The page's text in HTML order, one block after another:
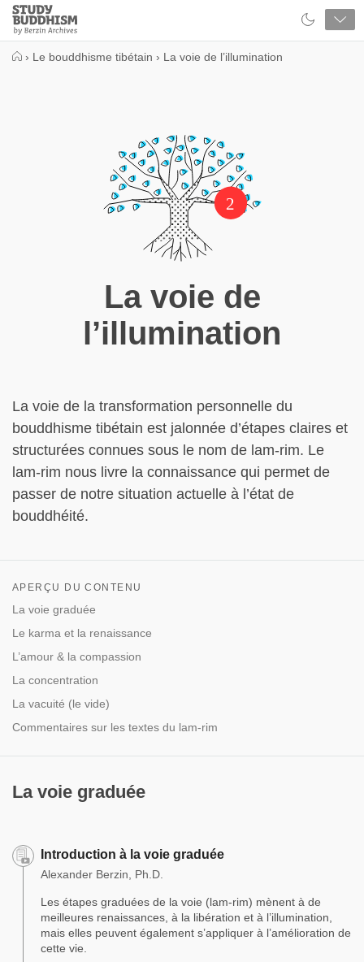
Close
Study
Buddhism
› Le bouddhisme tibétain › La voie de l’illumination
2
La voie de
l’illumination
La voie de la transformation personnelle du
bouddhisme tibétain est jalonnée d’étapes claires et
structurées connues sous le nom de lam-rim. Le
lam-rim nous livre la connaissance qui permet de
passer de notre situation actuelle à l’état de
bouddhéité.
APERÇU DU CONTENU
La voie graduée
Le karma et la renaissance
L’amour & la compassion
La concentration
La vacuité (le vide)
Commentaires sur les textes du lam-rim
La voie graduée
Introduction à la voie graduée
Alexander Berzin, Ph.D.
Les étapes graduées de la voie (lam-rim) mènent à de
meilleures renaissances, à la libération et à l’illumination,
mais elles peuvent également s’appliquer à l’amélioration de
cette vie.